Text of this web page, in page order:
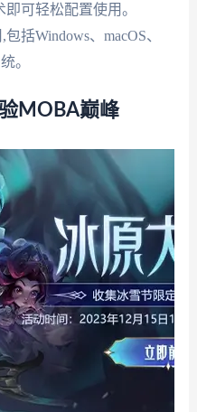
可轻松配置使用。
括Windows、macOS、
。
MOBA巅峰